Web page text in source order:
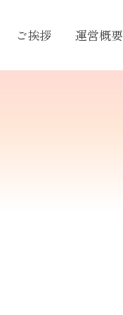
ご挨拶 運営概要